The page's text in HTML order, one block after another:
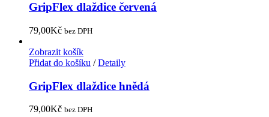
GripFlex dlaždice červená
79,00Kč bez DPH
Zobrazit košík
Přidat do košíku / Detaily
GripFlex dlaždice hnědá
79,00Kč bez DPH